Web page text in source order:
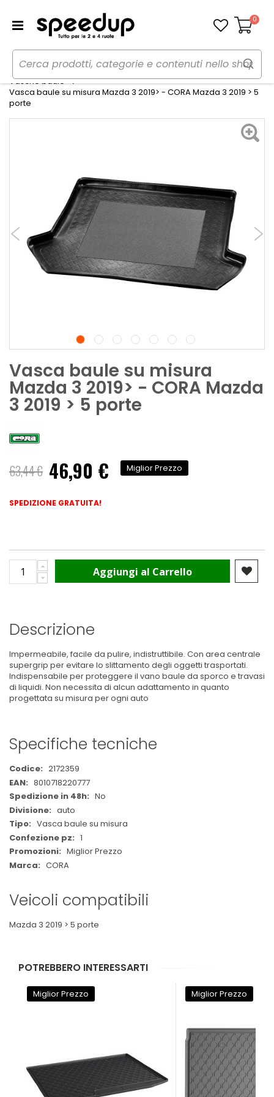
Carrello
0
Home Auto
Accessori interni e comfort
Vasche baule
Vasca baule su misura Mazda 3 2019> - CORA Mazda 3 2019 > 5
porte
Vasca baule su misura
Mazda 3 2019> - CORA Mazda
3 2019 > 5 porte
63,44 €
Prezzo
speciale
46,90 € Miglior Prezzo
SPEDIZIONE GRATUITA!
Aggiungi al Carrello
Descrizione
Impermeabile, facile da pulire, indistruttibile. Con area centrale
supergrip per evitare lo slittamento degli oggetti trasportati.
Indispensabile per proteggere il vano baule da sporco e travasi
di liquidi. Non necessita di alcun adattamento in quanto
progettata su misura per ogni auto
Specifiche tecniche
Maggiori
Informazioni
2172359
8010718220777
No
auto
Vasca baule su misura
1
Miglior Prezzo
CORA
Veicoli compatibili
Mazda 3 2019 > 5 porte
POTREBBERO INTERESSARTI
Miglior Prezzo Miglior Prezzo